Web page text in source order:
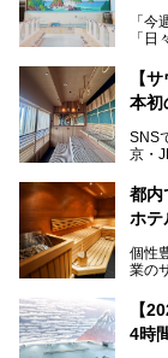
ビ
す
「
「
と
最近
本記
いお
しま
【
本初
SNS
京・
ツァ
ポ―
都内
ホテ
個性
業の
を
ど
魅力
【
4時